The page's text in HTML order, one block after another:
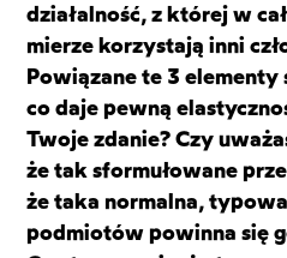
działalność, z której w
mierze korzystają inni
Powiązane te 3 elementy
co daje pewną
Twoje zdanie? Czy
że tak sformułowane
że taka normalna,
podmiotów powinna się